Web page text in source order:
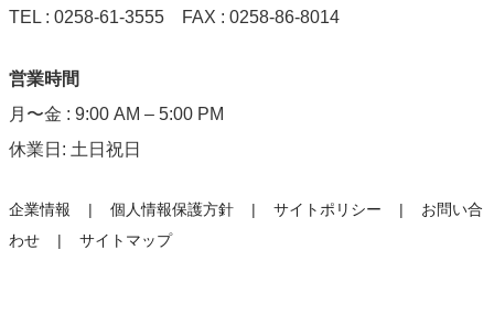
TEL : 0258-61-3555 FAX : 0258-86-8014
営業時間
月〜金 : 9:00 AM – 5:00 PM
休業日: 土日祝日
企業情報 個人情報保護方針 サイトポリシー
お問い合
わせ
サイトマップ